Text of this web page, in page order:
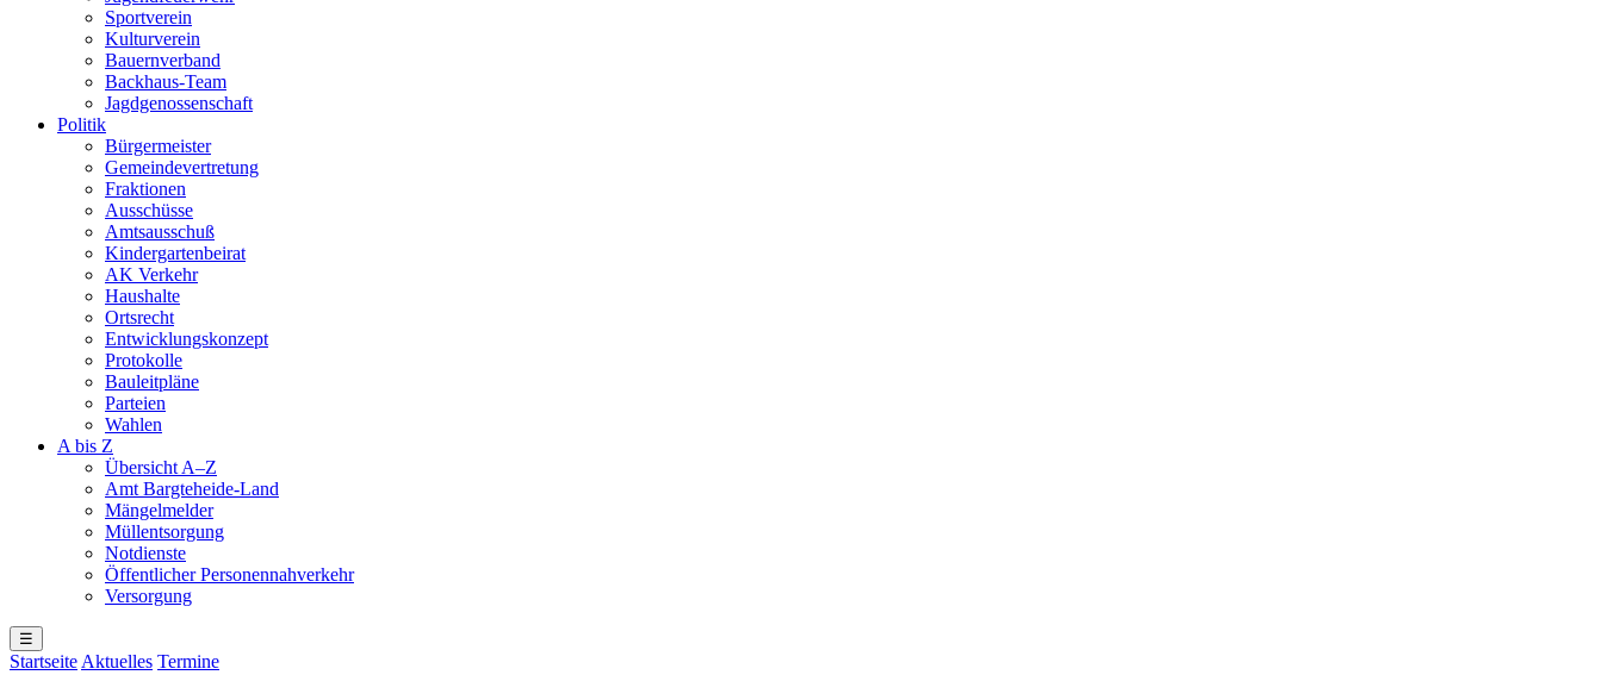
Sportverein
Kulturverein
Bauernverband
Backhaus-Team
Jagdgenossenschaft
Politik
Bürgermeister
Gemeindevertretung
Fraktionen
Ausschüsse
Amtsausschuß
Kindergartenbeirat
AK Verkehr
Haushalte
Ortsrecht
Entwicklungskonzept
Protokolle
Bauleitpläne
Parteien
Wahlen
A bis Z
Übersicht A–Z
Amt Bargteheide-Land
Mängelmelder
Müllentsorgung
Notdienste
Öffentlicher Personennahverkehr
Versorgung
☰
Startseite Aktuelles Termine